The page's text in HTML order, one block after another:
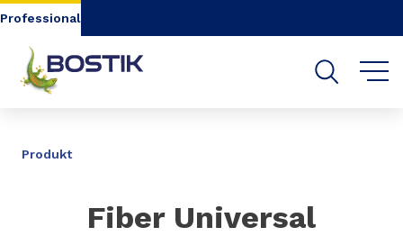
Go to content
Professional
Produkt
Fiber Universal